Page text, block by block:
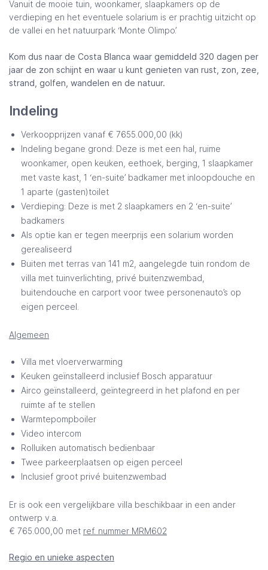
Vanuit de mooie tuin, woonkamer, slaapkamers op de
verdieping en het eventuele solarium is er prachtig uitzicht op
de vallei en het natuurpark ‘Monte Olimpo’.
Kom dus naar de Costa Blanca waar gemiddeld 320 dagen per
jaar de zon schijnt en waar u kunt genieten van rust, zon, zee,
strand, golfen, wandelen en de natuur.
Indeling
Verkoopprijzen vanaf € 7655.000,00 (kk)
Indeling begane grond: Deze is met een hal, ruime
woonkamer, open keuken, eethoek, berging, 1 slaapkamer
met vaste kast, 1 ‘en-suite’ badkamer met inloopdouche en
1 aparte (gasten)toilet
Verdieping: Deze is met 2 slaapkamers en 2 ‘en-suite’
badkamers
Als optie kan er tegen meerprijs een solarium worden
gerealiseerd
Buiten met terras van 141 m2, aangelegde tuin rondom de
villa met tuinverlichting, privé buitenzwembad,
buitendouche en carport voor twee personenauto’s op
eigen perceel.
Algemeen
Villa met vloerverwarming
Keuken geïnstalleerd inclusief Bosch apparatuur
Airco geïnstalleerd, geïntegreerd in het plafond en per
ruimte af te stellen
Warmtepompboiler
Video intercom
Rolluiken automatisch bedienbaar
Twee parkeerplaatsen op eigen perceel
Inclusief groot privé buitenzwembad
Er is ook een vergelijkbare villa beschikbaar in een ander
ontwerp v.a.
€ 765.000,00 met ref. nummer MRM602
Regio en unieke aspecten